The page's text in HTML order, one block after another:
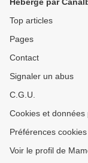
Top articles
Pages
Contact
Signaler un abus
C.G.U.
Cookies et données
Préférences cookies
Voir le profil de